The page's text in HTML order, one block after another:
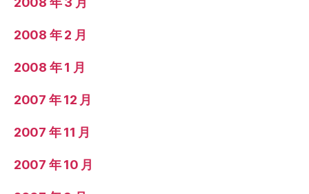
2008 年 2 月
2008 年 1 月
2007 年 12 月
2007 年 11 月
2007 年 10 月